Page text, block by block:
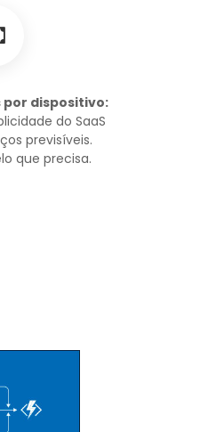
por dispositivo:
do SaaS
previsíveis.
que precisa.